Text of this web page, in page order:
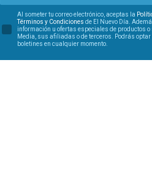
Al someter tu correo electrónico, aceptas la
Términos y Condiciones de El Nuevo Día.
información u ofertas especiales de productos o
Media, sus afiliadas o de terceros. Podrás
boletines en cualquier momento.